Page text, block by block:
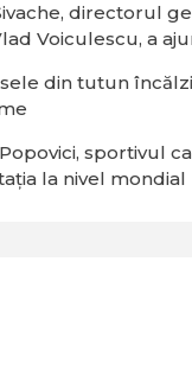
directorul
Voiculescu, a
din tutun
sportivul
la nivel mondial